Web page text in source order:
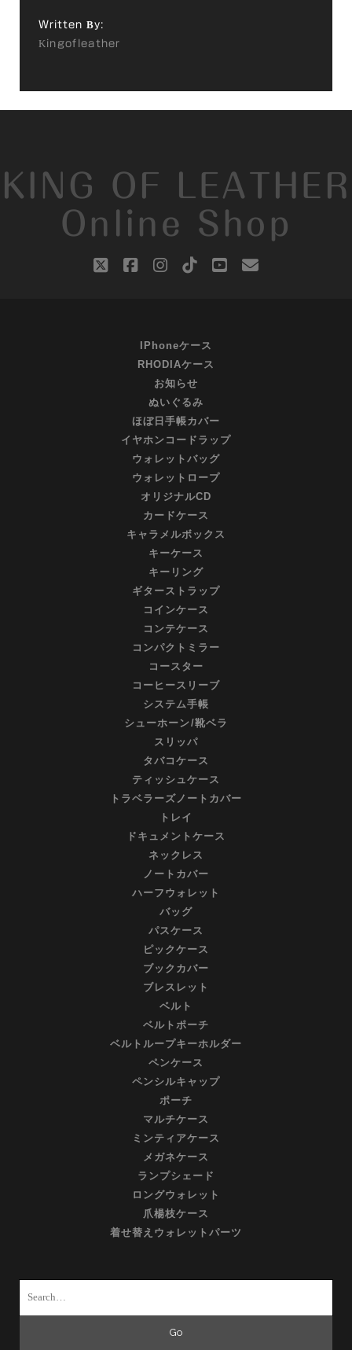
Written By:
Kingofleather
KING OF LEATHER
Online Shop
twitterfacebookinstagram
tiktokyoutube
email
IPhoneケース
RHODIAケース
お知らせ
ぬいぐるみ
ほぼ日手帳カバー
イヤホンコードラップ
ウォレットバッグ
ウォレットロープ
オリジナルCD
カードケース
キャラメルボックス
キーケース
キーリング
ギターストラップ
コインケース
コンテケース
コンパクトミラー
コースター
コーヒースリーブ
システム手帳
シューホーン/靴ベラ
スリッパ
タバコケース
ティッシュケース
トラベラーズノートカバー
トレイ
ドキュメントケース
ネックレス
ノートカバー
ハーフウォレット
バッグ
パスケース
ピックケース
ブックカバー
ブレスレット
ベルト
ベルトポーチ
ベルトループキーホルダー
ペンケース
ペンシルキャップ
ポーチ
マルチケース
ミンティアケース
メガネケース
ランプシェード
ロングウォレット
爪楊枝ケース
着せ替えウォレットパーツ